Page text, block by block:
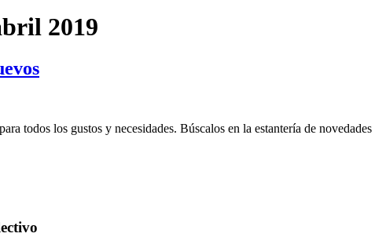
2019
todos los gustos y necesidades. Búscalos en la estantería de